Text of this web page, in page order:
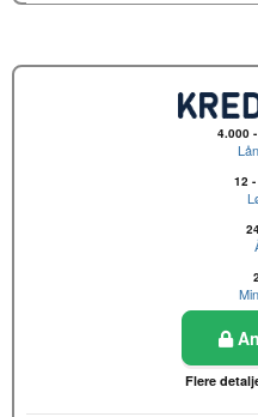
4.000
12
Flere